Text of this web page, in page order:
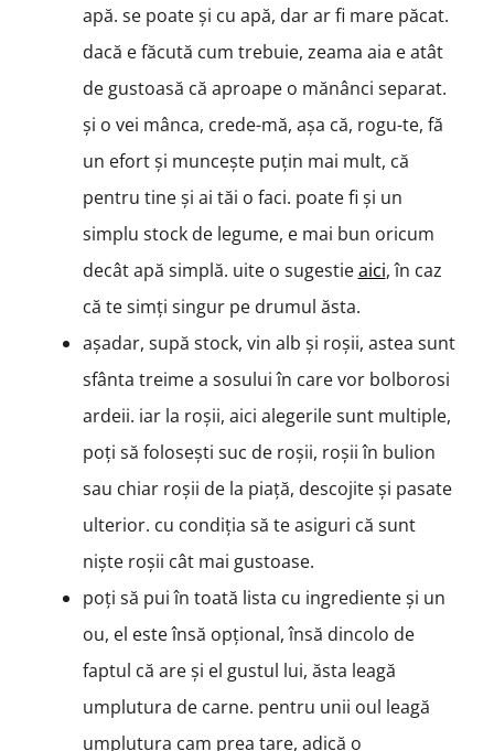
apă. se poate și cu apă, dar ar fi mare păcat.
dacă e făcută cum trebuie, zeama aia e atât
de gustoasă că aproape o mănânci separat.
și o vei mânca, crede-mă, așa că, rogu-te, fă
un efort și muncește puțin mai mult, că
pentru tine și ai tăi o faci. poate fi și un
simplu stock de legume, e mai bun oricum
decât apă simplă. uite o sugestieaici, în caz
că te simți singur pe drumul ăsta.
așadar, supă stock, vin alb și roșii, astea sunt
sfânta treime a sosului în care vor bolborosi
ardeii. iar la roșii, aici alegerile sunt multiple,
poți să folosești suc de roșii, roșii în bulion
sau chiar roșii de la piață, descojite și pasate
ulterior. cu condiția să te asiguri că sunt
niște roșii cât mai gustoase.
poți să pui în toată lista cu ingrediente și un
ou, el este însă opțional, însă dincolo de
faptul că are și el gustul lui, ăsta leagă
umplutura de carne. pentru unii oul leagă
umplutura cam prea tare, adică o